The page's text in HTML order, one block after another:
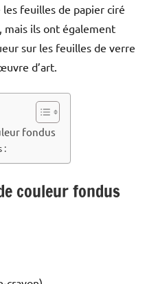
feuilles de papier ciré
mais ils ont également
sur les feuilles de verre
d’art.
fondus
:
couleur fondus